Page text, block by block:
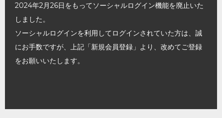
2024年2月26日をもってソーシャルログイン機能を廃止いた
しました。
ソーシャルログインを利用してログインされていた方は、誠
にお手数ですが、上記「新規会員登録」より、改めてご登録
をお願いいたします。